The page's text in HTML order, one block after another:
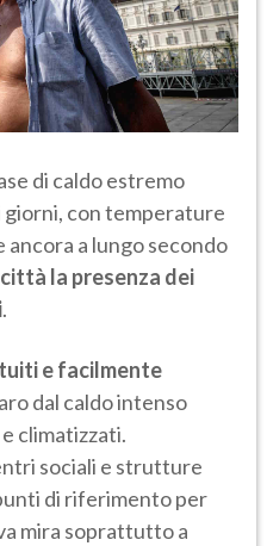
di caldo estremo
giorni, con temperature
a lungo secondo
la presenza dei
.
e facilmente
dal caldo intenso
climatizzati.
sociali e strutture
di riferimento per
mira soprattutto a